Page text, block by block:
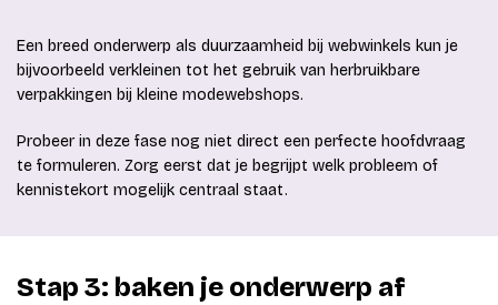
Een breed onderwerp als duurzaamheid bij webwinkels kun je
bijvoorbeeld verkleinen tot het gebruik van herbruikbare
verpakkingen bij kleine modewebshops.
Probeer in deze fase nog niet direct een perfecte hoofdvraag
te formuleren. Zorg eerst dat je begrijpt welk probleem of
kennistekort mogelijk centraal staat.
Stap 3: baken je onderwerp af